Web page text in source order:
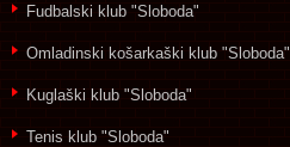
Fudbalski klub "Sloboda"
Omladinski košarkaški klub "Sloboda"
Kuglaški klub "Sloboda"
Tenis klub "Sloboda"